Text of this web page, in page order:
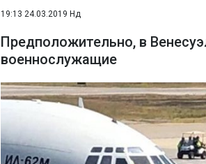
19:13 24.03.2019 Нд
Предположительно, в
военнослужащие